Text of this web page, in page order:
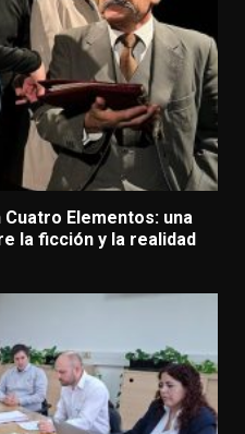
Elementos: una
la ficción y la realidad